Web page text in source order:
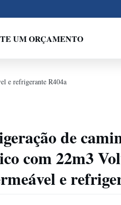
UM ORÇAMENTO
e refrigerante R404a
de
com 22m3
e